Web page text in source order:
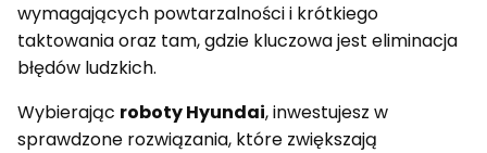
wymagających powtarzalności i krótkiego
taktowania oraz tam, gdzie kluczowa jest eliminacja
błędów ludzkich.
Wybierając roboty Hyundai, inwestujesz w
sprawdzone rozwiązania, które zwiększają